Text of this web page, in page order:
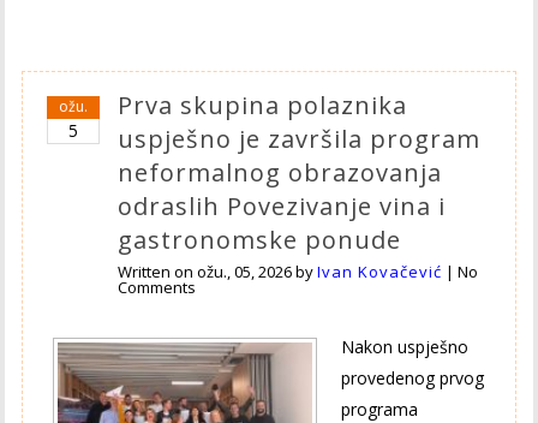
ožu.
5
Prva skupina polaznika
uspješno je završila program
neformalnog obrazovanja
odraslih Povezivanje vina i
gastronomske ponude
Written onožu., 05, 2026byIvan Kovačević |No
Comments
Nakon uspješno
provedenog prvog
programa